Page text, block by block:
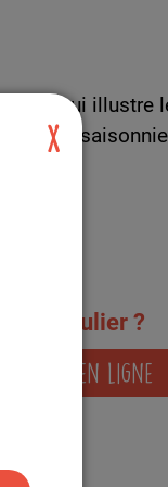
X
frise qui illustre
Particulier ?
Acheter en ligne